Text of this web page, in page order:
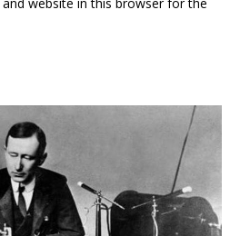
Kulkas Membantu
Pendinginan
lemari es dan lemari